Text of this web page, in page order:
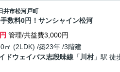
井市松河戸町
数料0円！サンシャイン松河
管理/共益費3,000円
㎡ (2LDK) /築23年 /3階建
ドウェイバス志段味線 「 川村」駅 徒